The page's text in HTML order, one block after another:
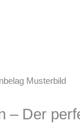
– Der